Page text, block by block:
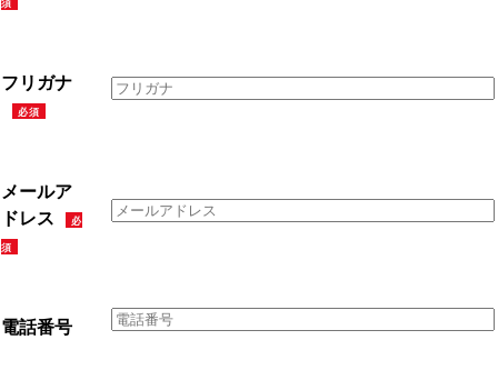
須
フリガナ
必須
メールア
ドレス
必
須
電話番号